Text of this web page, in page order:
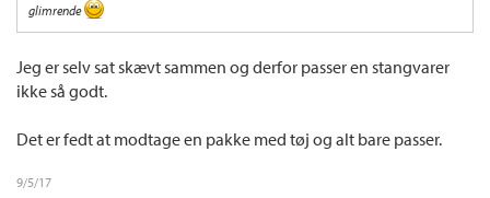
glimrende
Jeg er selv sat skævt sammen og derfor passer en stangvarer
ikke så godt.
Det er fedt at modtage en pakke med tøj og alt bare passer.
9/5/17